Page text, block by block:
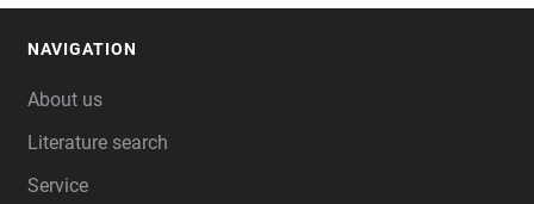
NAVIGATION
About us
Literature search
Service